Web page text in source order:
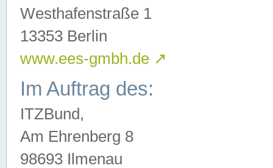
Westhafenstraße 1
13353 Berlin
www.ees-gmbh.de ↗
Im Auftrag des:
ITZBund,
Am Ehrenberg 8
98693 Ilmenau